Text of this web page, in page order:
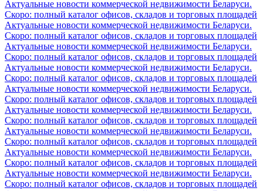
Актуальные новости коммерческой недвижимости Беларуси.
Скоро: полный каталог офисов, складов и торговых площадей
Актуальные новости коммерческой недвижимости Беларуси.
Скоро: полный каталог офисов, складов и торговых площадей
Актуальные новости коммерческой недвижимости Беларуси.
Скоро: полный каталог офисов, складов и торговых площадей
Актуальные новости коммерческой недвижимости Беларуси.
Скоро: полный каталог офисов, складов и торговых площадей
Актуальные новости коммерческой недвижимости Беларуси.
Скоро: полный каталог офисов, складов и торговых площадей
Актуальные новости коммерческой недвижимости Беларуси.
Скоро: полный каталог офисов, складов и торговых площадей
Актуальные новости коммерческой недвижимости Беларуси.
Скоро: полный каталог офисов, складов и торговых площадей
Актуальные новости коммерческой недвижимости Беларуси.
Скоро: полный каталог офисов, складов и торговых площадей
Актуальные новости коммерческой недвижимости Беларуси.
Скоро: полный каталог офисов, складов и торговых площадей